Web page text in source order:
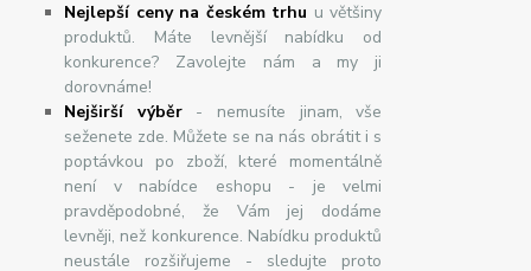
Nejlepší ceny na českém trhu u většiny
produktů. Máte levnější nabídku od
konkurence? Zavolejte nám a my ji
dorovnáme!
Nejširšívýběr- nemusíte jinam, vše
seženete zde. Můžete se na nás obrátit i s
poptávkou po zboží, které momentálně
není v nabídce eshopu - je velmi
pravděpodobné, že Vám jej dodáme
levněji, než konkurence. Nabídku produktů
neustále rozšiřujeme - sledujte proto